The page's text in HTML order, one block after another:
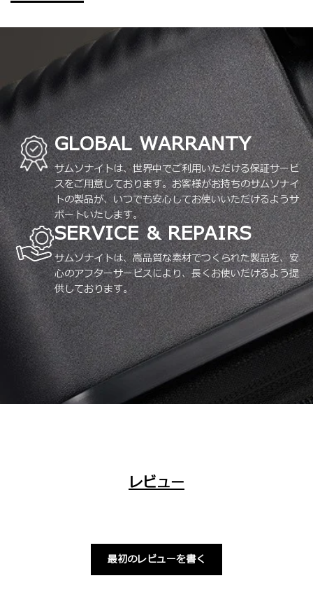
GLOBAL WARRANTY
サムソナイトは、世界中でご利用いただける保証サービ
スをご用意しております。お客様がお持ちのサムソナイ
トの製品が、いつでも安心してお使いいただけるようサ
ポートいたします。
SERVICE & REPAIRS
サムソナイトは、高品質な素材でつくられた製品を、安
心のアフターサービスにより、長くお使いだけるよう提
供しております。
レビュー
最初のレビューを書く